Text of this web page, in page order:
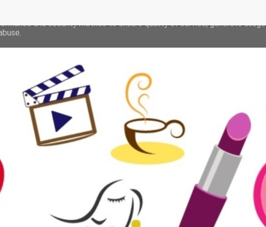
its services and to analyze traffic. Your IP address and user-agent
and security metrics to ensure quality of service, generate usage